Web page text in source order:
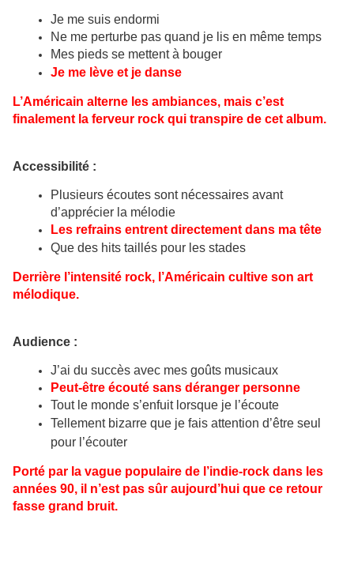
Je me suis endormi
Ne me perturbe pas quand je lis en même temps
Mes pieds se mettent à bouger
Je me lève et je danse
L’Américain alterne les ambiances, mais c’est
finalement la ferveur rock qui transpire de cet album.
Accessibilité :
Plusieurs écoutes sont nécessaires avant
d’apprécier la mélodie
Les refrains entrent directement dans ma tête
Que des hits taillés pour les stades
Derrière l’intensité rock, l’Américain cultive son art
mélodique.
Audience :
J’ai du succès avec mes goûts musicaux
Peut-être écouté sans déranger personne
Tout le monde s’enfuit lorsque je l’écoute
Tellement bizarre que je fais attention d’être seul
pour l’écouter
Porté par la vague populaire de l’indie-rock dans les
années 90, il n’est pas sûr aujourd’hui que ce retour
fasse grand bruit.